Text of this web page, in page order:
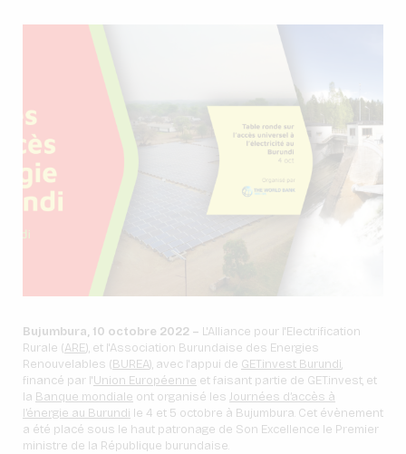
Bujumbura, 10 octobre 2022 – L'Alliance pour l'Electrification
Rurale (ARE), et l'Association Burundaise des Energies
Renouvelables (BUREA), avec l'appui de GET.invest Burundi,
financé par l'Union Européenne et faisant partie de GET.invest, et
la Banque mondiale ont organisé les Journées d’accès à
l’énergie au Burundi le 4 et 5 octobre à Bujumbura. Cet évènement
a été placé sous le haut patronage de Son Excellence le Premier
ministre de la République burundaise.